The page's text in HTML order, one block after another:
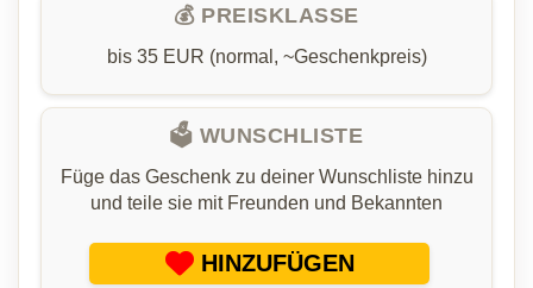
💰 PREISKLASSE
bis 35 EUR (normal, ~Geschenkpreis)
🗳️ WUNSCHLISTE
Füge das Geschenk zu deiner Wunschliste hinzu
und teile sie mit Freunden und Bekannten
HINZUFÜGEN